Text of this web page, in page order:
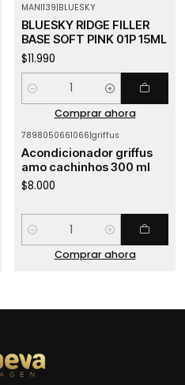
MANI139|BLUESKY
BLUESKY RIDGE FILLER
BASE SOFT PINK 01P 15ML
$11.990
Cantidad
Comprar ahora
7898050661066|griffus
Acondicionador griffus
amo cachinhos 300 ml
$8.000
Cantidad
Comprar ahora